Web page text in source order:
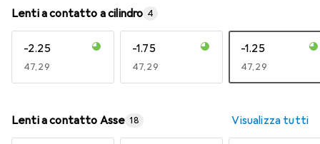
Lenti a contatto a cilindro 4
-2.25
EUR
47,29
-1.75
EUR
47,29
-1.25
EUR
47,29
Lenti a contatto Asse 18 Visualizza tutti